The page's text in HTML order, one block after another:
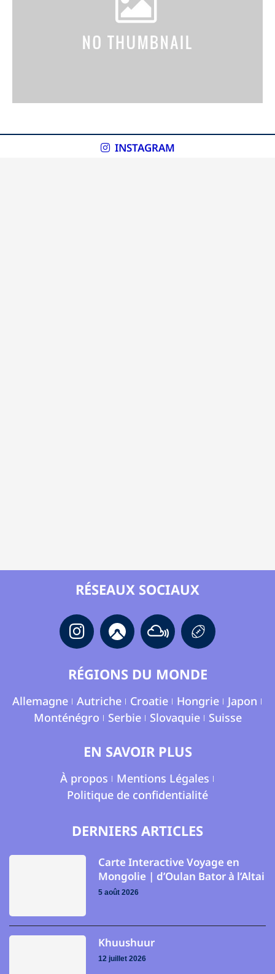
INSTAGRAM
RÉSEAUX SOCIAUX
RÉGIONS DU MONDE
Allemagne Autriche Croatie Hongrie
Japon
Monténégro
Serbie Slovaquie Suisse
EN SAVOIR PLUS
À propos
Mentions Légales
Politique de confidentialité
DERNIERS ARTICLES
Carte Interactive Voyage en
Mongolie | d’Oulan Bator à l’Altai
5 août 2026
Khuushuur
12 juillet 2026